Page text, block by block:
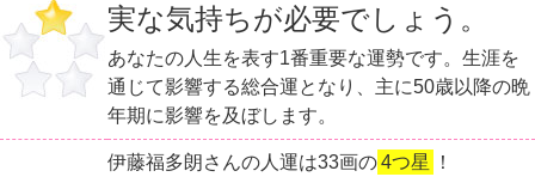
実な気持ちが必要でしょう。
あなたの人生を表す1番重要な運勢です。生涯を
通じて影響する総合運となり、主に50歳以降の晩
年期に影響を及ぼします。
伊藤福多朗さんの人運は33画の4つ星 ！